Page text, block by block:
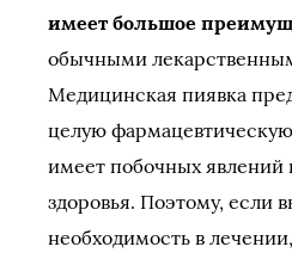
имеет большое
обычными
Медицинская пиявка
целую
имеет побочных явлений
здоровья. Поэтому, если
необходимость в